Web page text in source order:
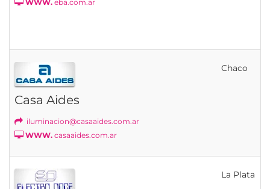
WWW. eba.com.ar
Casa Aides
iluminacion@casaaides.com.ar
WWW. casaaides.com.ar
Chaco
La Plata